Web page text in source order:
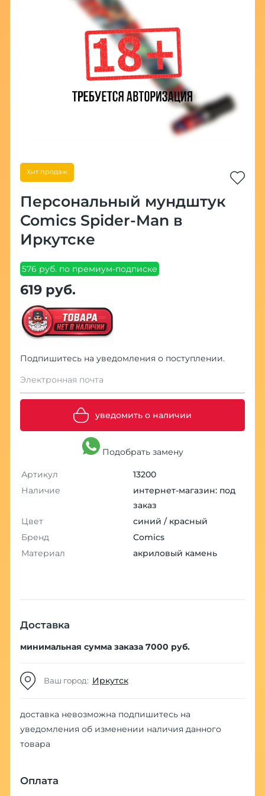
Хит продаж
Персональный мундштук
Comics Spider-Man в
Иркутске
576 руб. по премиум-подписке
619 руб.
Подпишитесь на уведомления о поступлении.
Электронная почта
уведомить о наличии
Подобрать замену
Артикул
13200
Наличие
интернет-магазин: под
заказ
Цвет
синий / красный
Бренд
Comics
Материал
акриловый камень
Доставка
минимальная сумма заказа 7000 руб.
Ваш город: Иркутск
доставка невозможна подпишитесь на
уведомления об изменении наличия данного
товара
Оплата